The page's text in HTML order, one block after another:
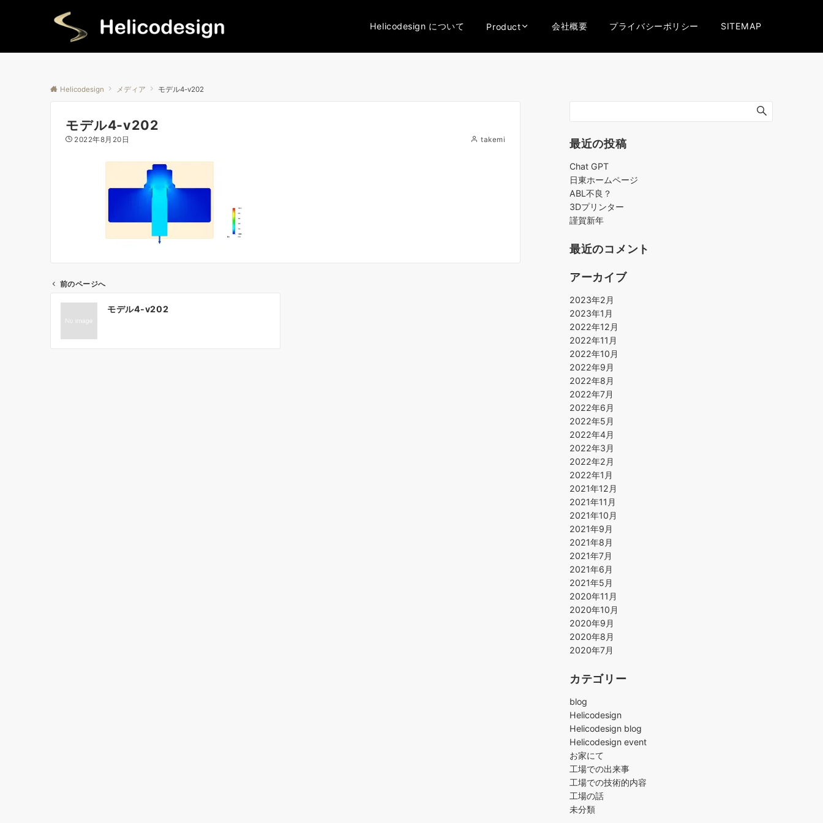
Helicodesign について Product 会社概要 プライバシーポリシー SITEMAP
Helicodesign メディア モデル4-v202
モデル4-v202
2022年8月20日 takemi
ビ
前のページへ
モデル4-v202
最近の投稿
Chat GPT
日東ホームページ
ABL不良？
3Dプリンター
謹賀新年
最近のコメント
アーカイブ
2023年2月
2023年1月
2022年12月
2022年11月
2022年10月
2022年9月
2022年8月
2022年7月
2022年6月
2022年5月
2022年4月
2022年3月
2022年2月
2022年1月
2021年12月
2021年11月
2021年10月
2021年9月
2021年8月
2021年7月
2021年6月
2021年5月
2020年11月
2020年10月
2020年9月
2020年8月
2020年7月
カテゴリー
blog
Helicodesign
Helicodesign blog
Helicodesign event
お家にて
工場での出来事
工場での技術的内容
工場の話
未分類